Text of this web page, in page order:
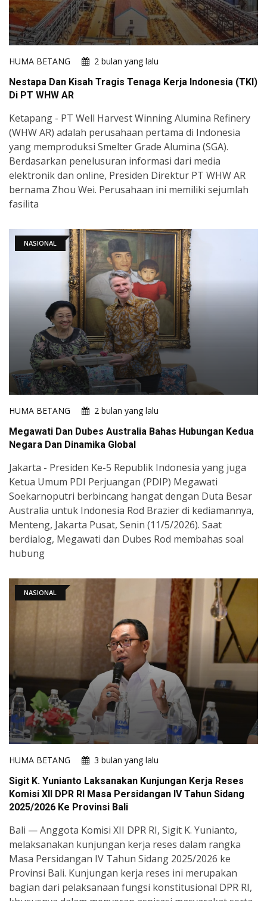
HUMA BETANG
2 bulan yang lalu
Nestapa Dan Kisah Tragis Tenaga Kerja Indonesia (TKI)
Di PT WHW AR
Ketapang - PT Well Harvest Winning Alumina Refinery
(WHW AR) adalah perusahaan pertama di Indonesia
yang memproduksi Smelter Grade Alumina (SGA).
Berdasarkan penelusuran informasi dari media
elektronik dan online, Presiden Direktur PT WHW AR
bernama Zhou Wei. Perusahaan ini memiliki sejumlah
fasilita
NASIONAL
HUMA BETANG
2 bulan yang lalu
Megawati Dan Dubes Australia Bahas Hubungan Kedua
Negara Dan Dinamika Global
Jakarta - Presiden Ke-5 Republik Indonesia yang juga
Ketua Umum PDI Perjuangan (PDIP) Megawati
Soekarnoputri berbincang hangat dengan Duta Besar
Australia untuk Indonesia Rod Brazier di kediamannya,
Menteng, Jakarta Pusat, Senin (11/5/2026). Saat
berdialog, Megawati dan Dubes Rod membahas soal
hubung
NASIONAL
HUMA BETANG
3 bulan yang lalu
Sigit K. Yunianto Laksanakan Kunjungan Kerja Reses
Komisi XII DPR RI Masa Persidangan IV Tahun Sidang
2025/2026 Ke Provinsi Bali
Bali — Anggota Komisi XII DPR RI, Sigit K. Yunianto,
melaksanakan kunjungan kerja reses dalam rangka
Masa Persidangan IV Tahun Sidang 2025/2026 ke
Provinsi Bali. Kunjungan kerja reses ini merupakan
bagian dari pelaksanaan fungsi konstitusional DPR RI,